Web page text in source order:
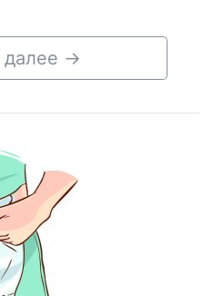
далее →